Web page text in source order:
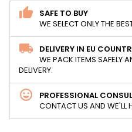
SAFE TO BUY
WE SELECT ONLY THE
DELIVERY IN EU
WE PACK ITEMS SAFELY
DELIVERY.
PROFESSIONAL
CONTACT US AND WE'LL